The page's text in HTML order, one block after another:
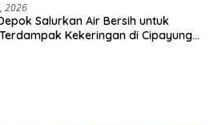
2026
Salurkan Air Bersih untuk
Kekeringan di Cipayung